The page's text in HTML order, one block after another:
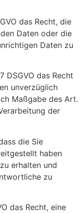
das Recht, die
Daten oder die
Daten zu
DSGVO das Recht
unverzüglich
Maßgabe des Art.
der
die Sie
haben
erhalten und
zu
das Recht, eine